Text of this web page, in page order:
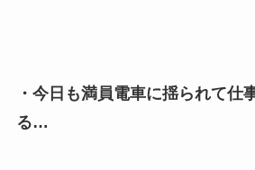
・今日も満員電車に揺られて仕
る…